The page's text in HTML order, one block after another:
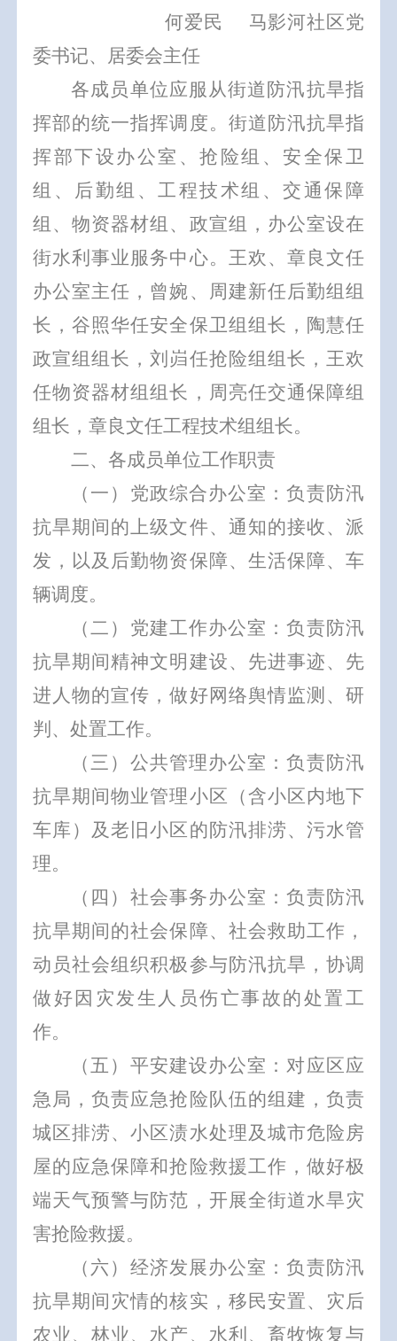
何爱民
马影河社区党
委书记、居委会主任
各成员单位应服从街道防汛抗旱指
挥部的统一指挥调度。街道防汛抗旱指
挥部下设办公室、抢险组、安全保卫
组、后勤组、工程技术组、交通保障
组、物资器材组、政宣组，办公室设在
街水利事业服务中心。王欢、章良文任
办公室主任，曾婉、周建新任后勤组组
长，谷照华任安全保卫组组长，陶慧任
政宣组组长，刘岿任抢险组组长，王欢
任物资器材组组长，周亮任交通保障组
组长，章良文任工程技术组组长。
二、各成员单位工作职责
（一）党政综合办公室：负责防汛
抗旱期间的上级文件、通知的接收、派
发，以及后勤物资保障、生活保障、车
辆调度。
（二）党建工作办公室：负责防汛
抗旱期间精神文明建设、先进事迹、先
进人物的宣传，做好网络舆情监测、研
判、处置工作。
（三）公共管理办公室：负责防汛
抗旱期间物业管理小区（含小区内地下
车库）及老旧小区的防汛排涝、污水管
理。
（四）社会事务办公室：负责防汛
抗旱期间的社会保障、社会救助工作，
动员社会组织积极参与防汛抗旱，协调
做好因灾发生人员伤亡事故的处置工
作。
（五）平安建设办公室：对应区应
急局，负责应急抢险队伍的组建，负责
城区排涝、小区渍水处理及城市危险房
屋的应急保障和抢险救援工作，做好极
端天气预警与防范，开展全街道水旱灾
害抢险救援。
（六）经济发展办公室：负责防汛
抗旱期间灾情的核实，移民安置、灾后
农业、林业、水产、水利、畜牧恢复与